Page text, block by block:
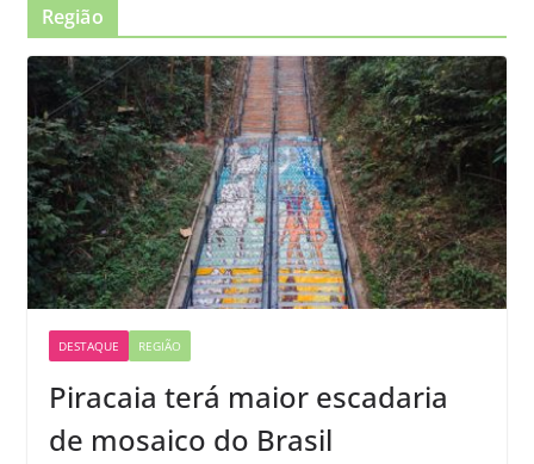
Região
DESTAQUE REGIÃO
Piracaia terá maior escadaria
de mosaico do Brasil